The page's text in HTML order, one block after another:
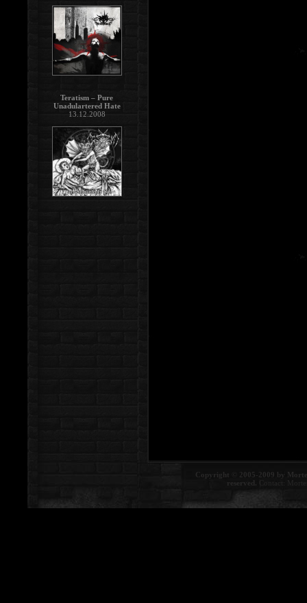
Copyright © 2005-2009 by
reserved. Contact:
Teratism – Pure
Unadulartered Hate
13.12.2008